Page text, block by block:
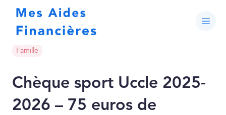
Famille
Chèque sport Uccle 2025-
2026 – 75 euros de